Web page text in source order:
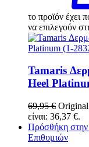
το προϊόν έχει
να επιλεγούν
Tamaris
Heel
69,95€
είναι: 36,37 €.
Πρόσθήκη στην
Επιθυμιών